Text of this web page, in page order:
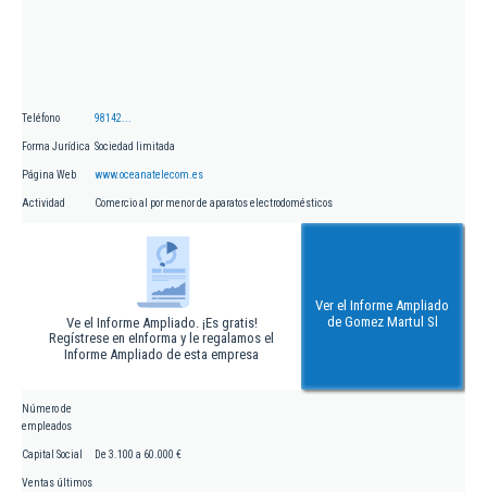
Teléfono 98142...
Forma Jurídica Sociedad limitada
Página Web www.oceanatelecom.es
Actividad Comercio al por menor de aparatos electrodomésticos
Ve el Informe Ampliado. ¡Es gratis!
Regístrese en eInforma y le regalamos el
Informe Ampliado de esta empresa
Ver el Informe Ampliado
de Gomez Martul Sl
Número de
empleados
Capital Social De 3.100 a 60.000 €
Ventas últimos